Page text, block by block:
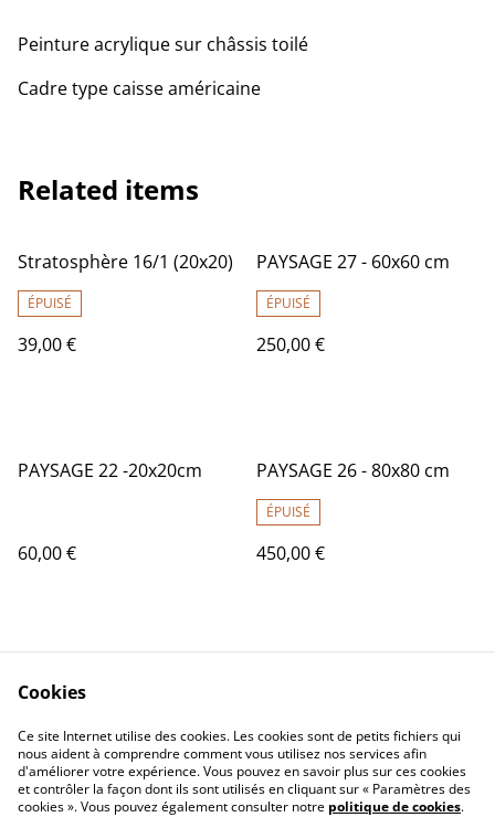
Peinture acrylique sur châssis toilé
Cadre type caisse américaine
Related items
Stratosphère 16/1 (20x20)
ÉPUISÉ
39,00 €
PAYSAGE 27 - 60x60 cm
ÉPUISÉ
250,00 €
PAYSAGE 22 -20x20cm
60,00 €
PAYSAGE 26 - 80x80 cm
ÉPUISÉ
450,00 €
Contactez-nous
Conditions
Politique de
confidentialité
Politique de cookies
Cookies
Ce site Internet utilise des cookies. Les cookies sont de petits fichiers qui
nous aident à comprendre comment vous utilisez nos services afin
d'améliorer votre expérience. Vous pouvez en savoir plus sur ces cookies
et contrôler la façon dont ils sont utilisés en cliquant sur « Paramètres des
cookies ». Vous pouvez également consulter notre politique de cookies.